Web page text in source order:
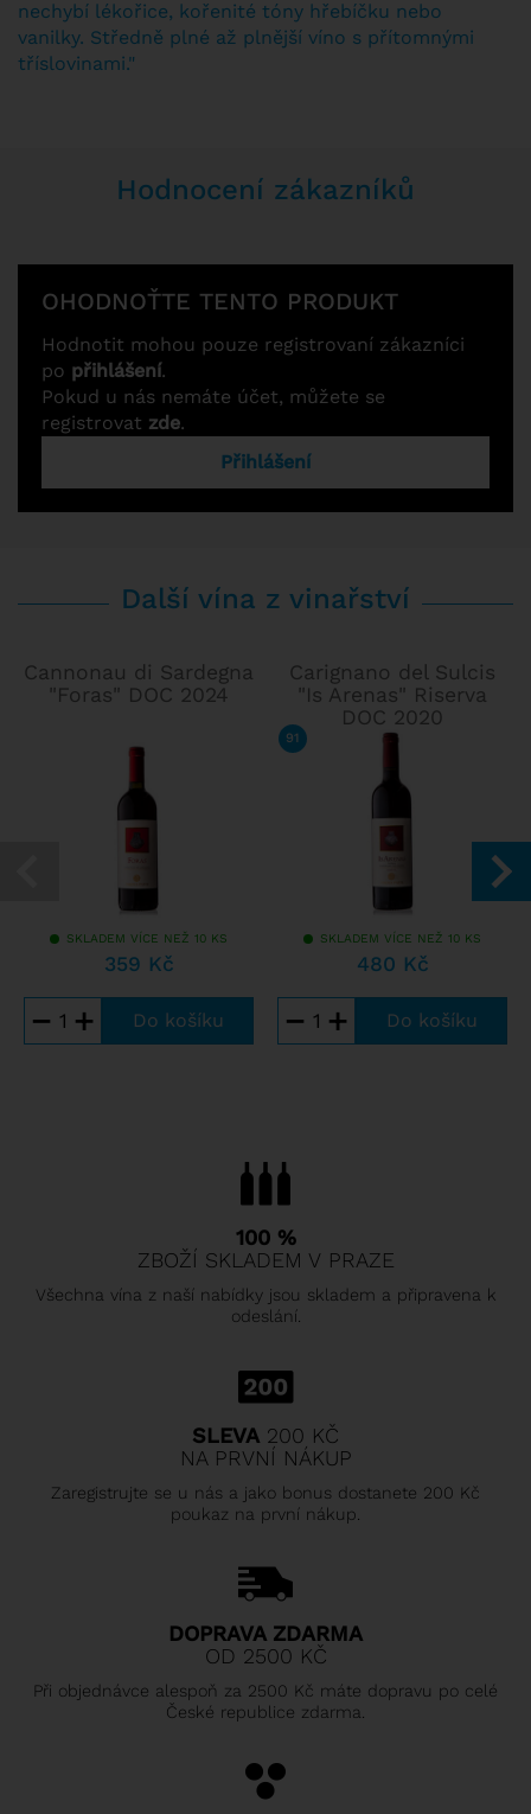
nechybí lékořice, kořenité tóny hřebíčku nebo
vanilky. Středně plné až plnější víno s přítomnými
tříslovinami."
Hodnocení zákazníků
OHODNOŤTE TENTO PRODUKT
Hodnotit mohou pouze registrovaní zákazníci
po přihlášení.
Pokud u nás nemáte účet, můžete se
registrovat zde.
Přihlášení
Další vína z vinařství
Cannonau di Sardegna
"Foras" DOC 2024
SKLADEM VÍCE NEŽ 10 KS
359 Kč
− +
Carignano del Sulcis
"Is Arenas" Riserva
DOC 2020
91 FALSTAFF
SKLADEM VÍCE NEŽ 10 KS
480 Kč
− +
100 %
ZBOŽÍ SKLADEM V PRAZE
Všechna vína z naší nabídky jsou skladem a připravena k
odeslání.
SLEVA 200 KČ
NA PRVNÍ NÁKUP
Zaregistrujte se u nás a jako bonus dostanete 200 Kč
poukaz na první nákup.
DOPRAVA ZDARMA
OD 2500 KČ
Při objednávce alespoň za 2500 Kč máte dopravu po celé
České republice zdarma.